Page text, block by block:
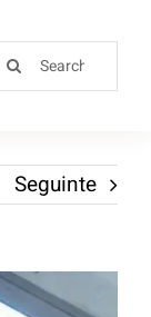
Seguinte